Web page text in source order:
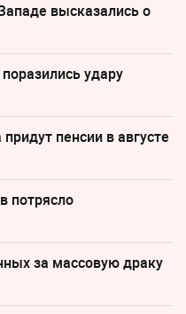
высказались о
удару
пенсии в августе
потрясло
за массовую драку